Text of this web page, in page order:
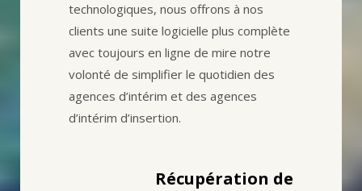
technologiques, nous offrons à nos
clients une suite logicielle plus complète
avec toujours en ligne de mire notre
volonté de simplifier le quotidien des
agences d’intérim et des agences
d’intérim d’insertion.
Récupération de